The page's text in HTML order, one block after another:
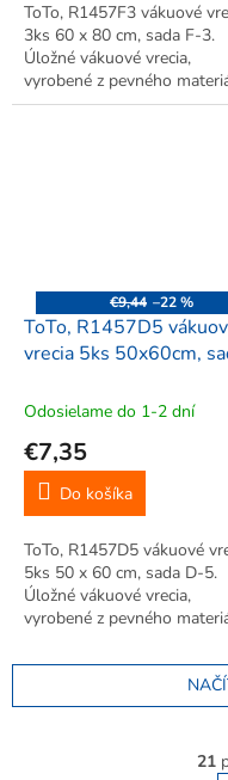
ToTo, R1457F3 vákuové
3ks 60 x 80 cm, sada F-3.
Úložné vákuové vrecia,
vyrobené z pevného
úspora až 75% miesta.
€9,44 –22 %
ToTo, R1457D5
vrecia 5ks 50x60cm,
Odosielame do 1-2 dní
€7,35
Do košíka
ToTo, R1457D5 vákuové
5ks 50 x 60 cm, sada D-5.
Úložné vákuové vrecia,
vyrobené z pevného
úspora miesta, vhodné pre
uskladnenie sezónneho
oblečenia. Jednoduché
21